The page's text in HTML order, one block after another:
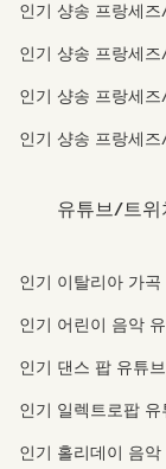
인기 샹송 프랑세
인기 샹송 프랑세
인기 샹송 프랑세
인기 샹송 프랑세
유튜브/트위
인기 이탈리아 가
인기 어린이 음악
인기 댄스 팝 유튜
인기 일렉트로팝
인기 홀리데이 음